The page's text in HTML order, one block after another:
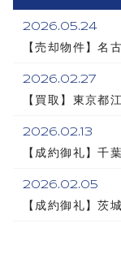
2026.05.24
【売却物件】名
2026.02.27
【買取】東京
2026.02.13
【成約御礼】
2026.02.05
【成約御礼】茨